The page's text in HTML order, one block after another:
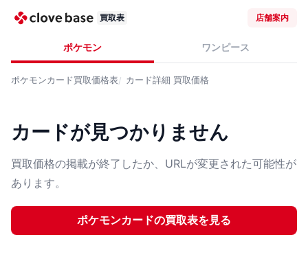
買取表 店舗案内
ポケモン ワンピース
ポケモンカード買取価格表 カード詳細 買取価格
カードが見つかりません
買取価格の掲載が終了したか、URLが変更された可能性が
あります。
ポケモンカードの買取表を見る